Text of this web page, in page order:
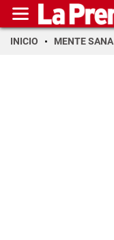
INICIO MENTE SANA